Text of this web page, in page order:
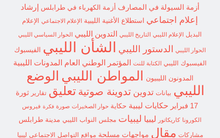
أزمة السيولة في المصارف أزمة الكهرباء في طرابلس إرشاد
إعلام اجتماعي استطلاع الأغنية الليبية الإعلام الاجتماعي
الإعلام
البديل الإعلام الليبي التاريخ الليبي التدوين الليبي الحوار السياسي الليبي
الحوار الليبي الدستور الليبي الشأن الليبي الفيسبوك
الفيسبوك الليبي الكتابة للنت المؤتمر الوطني العام المدونات الليبية
المدونون الليبيون المواطن الليبي الوضع
الليبي بيانات تدوين تدوينة صوتية تعليق تقارير
ثورة
17 فبراير
حكايات ليبية حكاية حوار الصخيرات صورة فكرة فيروس
الكورونا كاريكاتور ليبيا ليبيات مجلس النواب الليبي مدينة طرابلس
مشاركات مقال مواجهات مسلحة مواقع التواصل الاجتماعي ليبيا